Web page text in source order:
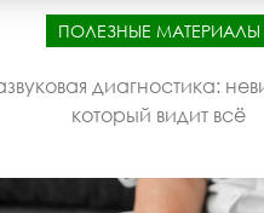
ПОЛЕЗНЫЕ МАТЕРИАЛЫ
диагностика:
который видит всё